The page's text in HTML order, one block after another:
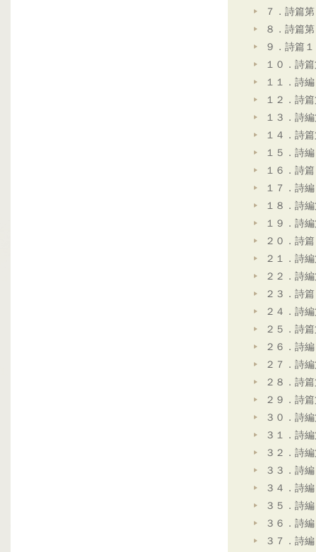
７．詩篇
８．詩篇
９．詩篇
１０．詩
１１．詩
１２．詩
１３．詩
１４．詩
１５．詩
１６．詩
１７．詩
１８．詩
１９．詩
２０．詩
２１．詩
２２．詩
２３．詩
２４．詩
２５．詩
２６．詩
２７．詩
２８．詩
２９．詩
３０．詩
３１．詩
３２．詩
３３．詩
３４．詩
３５．詩
３６．詩
３７．詩